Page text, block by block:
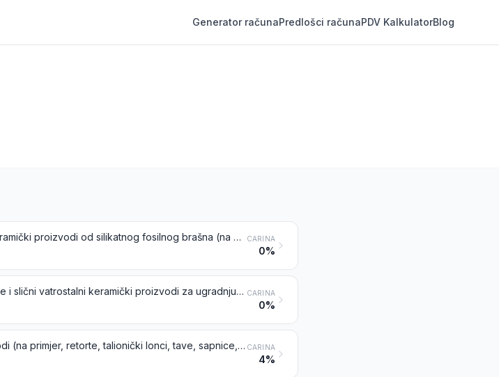
Generator računaPredlošci računaPDV KalkulatorBlog
Opeke, blokovi, pločice i ostali keramički proizvodi od silikatnog fosilnog brašna (na primjer, od kiselgura, tripolita, diatomita) ili sličnih silikatnih zemlji CARINA
0%
Vatrostalne opeke, blokovi, pločice i slični vatrostalni keramički proizvodi za ugradnju, osim onih od silikatnog fosilnog brašna ili sličnih silikatnih zemlji CARINA
0%
Ostali vatrostalni keramički proizvodi (na primjer, retorte, talionički lonci, tave, sapnice, čepovi, podloge, kupele, cijevi, obloge, šipke i ploče kliznog zatvarača), osim onih od silikatnog fosilnog brašna ili sličnih silikatnih zemlji CARINA
4%